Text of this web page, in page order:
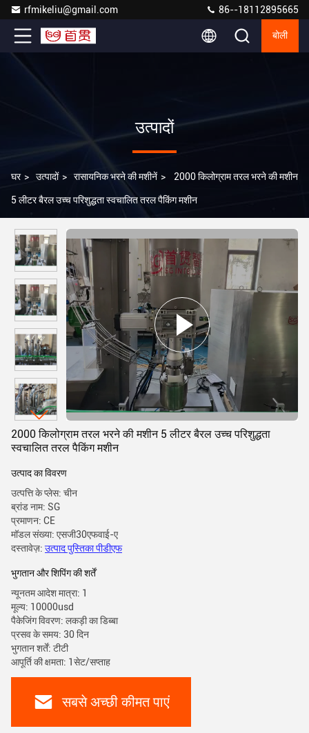
rfmikeliu@gmail.com 86--18112895665
बोली
उत्पादों
घर > उत्पादों > रासायनिक भरने की मशीनें > 2000 किलोग्राम तरल भरने की मशीन
5 लीटर बैरल उच्च परिशुद्धता स्वचालित तरल पैकिंग मशीन
2000 किलोग्राम तरल भरने की मशीन 5 लीटर बैरल उच्च परिशुद्धता
स्वचालित तरल पैकिंग मशीन
उत्पाद का विवरण
उत्पत्ति के प्लेस: चीन
ब्रांड नाम: SG
प्रमाणन: CE
मॉडल संख्या: एसजी30एफवाई-ए
दस्तावेज़: उत्पाद पुस्तिका पीडीएफ
भुगतान और शिपिंग की शर्तें
न्यूनतम आदेश मात्रा: 1
मूल्य: 10000usd
पैकेजिंग विवरण: लकड़ी का डिब्बा
प्रसव के समय: 30 दिन
भुगतान शर्तें: टीटी
आपूर्ति की क्षमता: 1सेट/सप्ताह
सबसे अच्छी कीमत पाएं